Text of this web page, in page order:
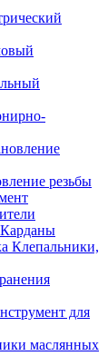
резьбы
Клепальники,
для
маслянных